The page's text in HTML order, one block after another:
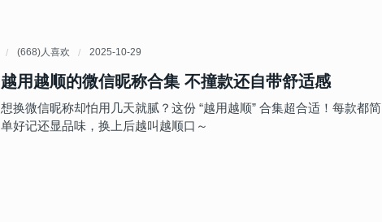
(668)人喜欢 2025-10-29
越用越顺的微信昵称合集 不撞款还自带舒适感
想换微信昵称却怕用几天就腻？这份 “越用越顺” 合集超合适！每款都简
单好记还显品味，换上后越叫越顺口～